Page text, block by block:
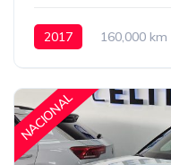
2017 160,000 km
NACIONAL